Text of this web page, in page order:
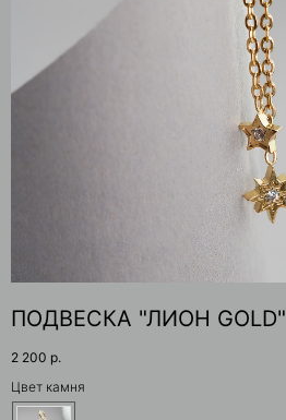
ПОДВЕСКА "ЛИОН GOLD"
2 200 р.
Цвет камня